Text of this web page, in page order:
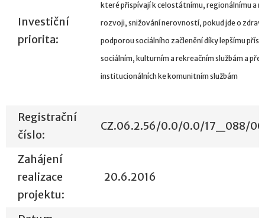
Investiční
priorita:
které přispívají k celostátnímu, regionálnímu a
rozvoji, snižování nerovností, pokud jde o
podporou sociálního začlenění díky lepšímu
sociálním, kulturním a rekreačním službám a
institucionálních ke komunitním službám
Registrační
číslo:
CZ.06.2.56/0.0/0.0/17_088/
Zahájení
realizace
projektu:
20.6.2016